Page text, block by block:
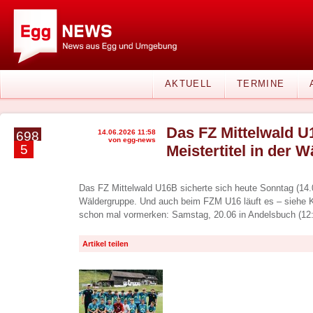
AKTUELL TERMINE
698
5
14.06.2026 11:58
von egg-news
Das FZ Mittelwald
Meistertitel in der
Das FZ Mittelwald U16B sicherte sich heute Sonntag
Wäldergruppe. Und auch beim FZM U16 läuft es – siehe
schon mal vormerken: Samstag, 20.06 in Andelsbuch
Artikel teilen